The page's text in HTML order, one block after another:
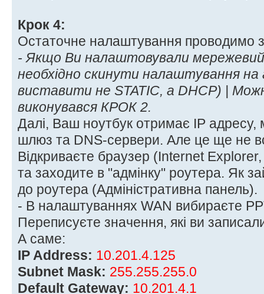
Крок 4:
Остаточне налаштування проводимо
- Якщо Ви налаштовували
необхідно скинути налаштування
виставити не STATIC, а DHCP) |
виконувався КРОК 2.
Далі, Ваш ноутбук отримає IP адресу,
шлюз та DNS-сервери. Але це ще не
Відкриваєте браузер (Internet
та заходите в "адмінку" роутера. Як
до роутера (Адміністративна панель).
- В налаштуваннях WAN вибираєте
Переписуєте значення, які ви
А саме:
IP Address: 10.201.4.125
Subnet Mask: 255.255.255.0
Default Gateway: 10.201.4.1